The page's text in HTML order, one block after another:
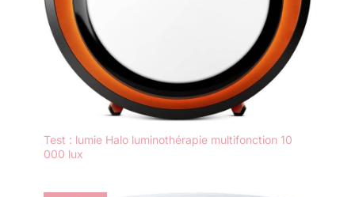
Test : lumie Halo luminothérapie multifonction 10
000 lux